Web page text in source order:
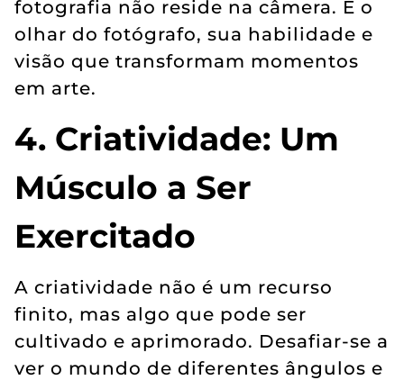
fotografia não reside na câmera. É o
olhar do fotógrafo, sua habilidade e
visão que transformam momentos
em arte.
4. Criatividade: Um
Músculo a Ser
Exercitado
A criatividade não é um recurso
finito, mas algo que pode ser
cultivado e aprimorado. Desafiar-se a
ver o mundo de diferentes ângulos e